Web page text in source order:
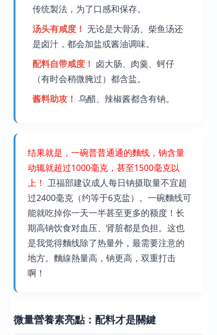
传统製法，为了口感和保存。
汤头有咸度！ 无论是大骨汤、柴鱼汤还
是卤汁，都会加盐或酱油调味。
配料自带咸度！ 卤大肠、肉羹、蚵仔
（有时会稍微腌过）都含盐。
酱料助攻！ 乌醋、辣椒酱都含有钠。
结果就是，一碗普普通通的麵线，钠含量
动辄就超过1000毫克，甚至1500毫克以
上！
卫福部建议成人每日钠摄取量不宜超
过2400毫克（约等于6克盐）。一碗麵线可
能就吃掉你一天一半甚至更多的额度！长
期高钠饮食对血压、肾脏都是负担。这也
是我觉得麵线除了热量外，最需要注意的
地方。麵線熱量高，钠更高，双重打击
啊！
微量營養素亮點：配料才是關鍵